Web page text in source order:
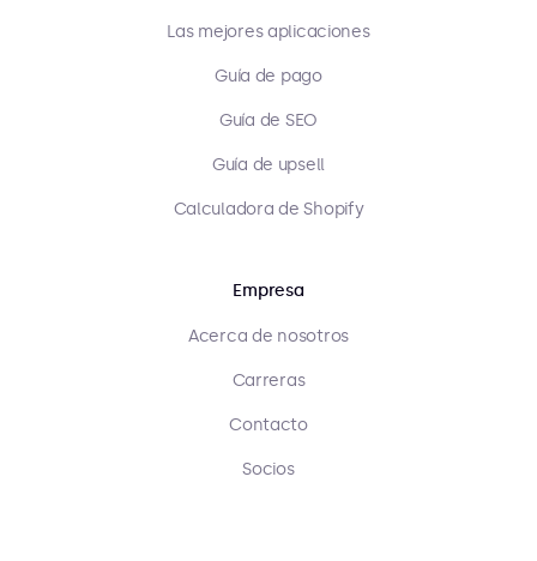
Las mejores aplicaciones
Guía de pago
Guía de SEO
Guía de upsell
Calculadora de Shopify
Empresa
Acerca de nosotros
Carreras
Contacto
Socios